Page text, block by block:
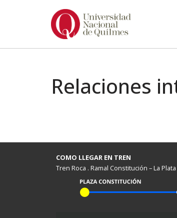
Relaciones
COMO LLEGAR EN TREN
Tren Roca . Ramal Constitución – La Plata